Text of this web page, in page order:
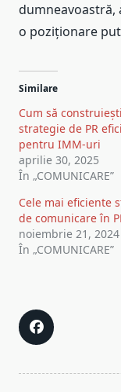
dumneavoastră,
o poziționare
Similare
Cum să
strategie de PR
pentru IMM-uri
aprilie 30, 2025
În „COMUNICARE”
Cele mai eficiente
de comunicare în
noiembrie 21, 2024
În „COMUNICARE”